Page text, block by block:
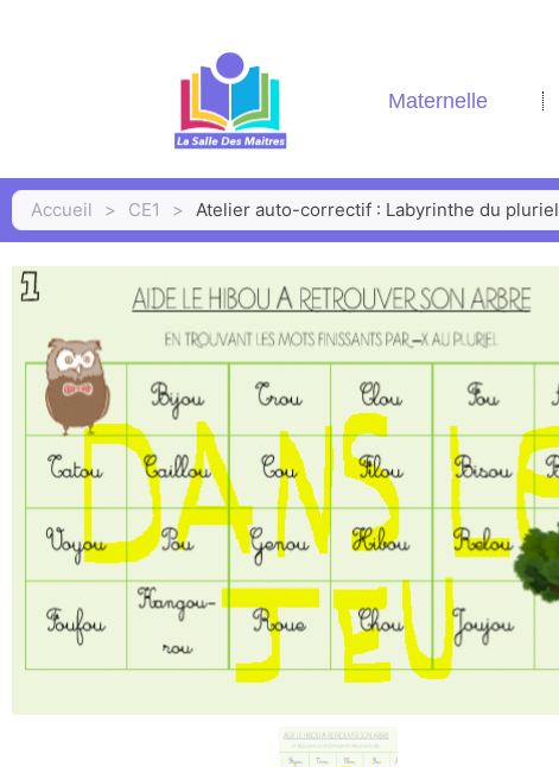
Maternelle
Accueil > CE1 > Atelier auto-correctif : Labyrinthe du pluriel